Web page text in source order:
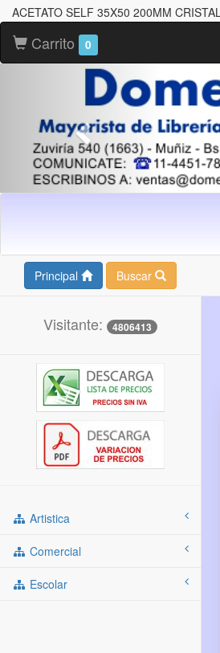
ACETATO SELF 35X50 200MM
Carrito 0
Principal Buscar
Visitante: 4806413
Artistica
Comercial
Escolar